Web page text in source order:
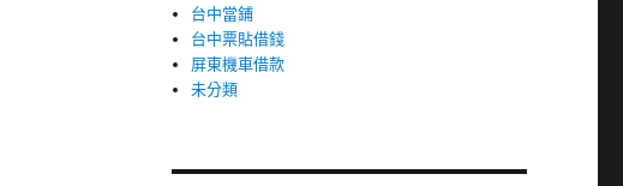
台中當鋪
台中票貼借錢
屏東機車借款
未分類